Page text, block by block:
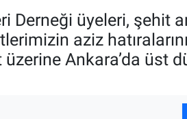
Derneği üyeleri, şehit
aziz
Ankara’da üst